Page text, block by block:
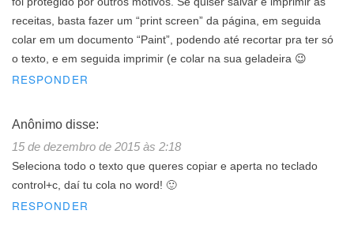
receitas, basta fazer um “print screen” da página, em seguida
colar em um documento “Paint”, podendo até recortar pra ter só
o texto, e em seguida imprimir (e colar na sua geladeira 😉
RESPONDER
Anônimo disse:
15 de dezembro de 2015 às 2:18
Seleciona todo o texto que queres copiar e aperta no teclado
control+c, daí tu cola no word! 🙂
RESPONDER